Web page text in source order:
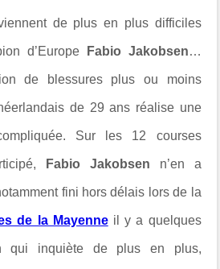
de plus en plus difficiles
d’Europe Fabio Jakobsen…
de blessures plus ou moins
de 29 ans réalise une
Sur les 12 courses
Fabio Jakobsen n’en a
fini hors délais lors de la
de la Mayenneil y a quelques
qui inquiète de plus en plus,